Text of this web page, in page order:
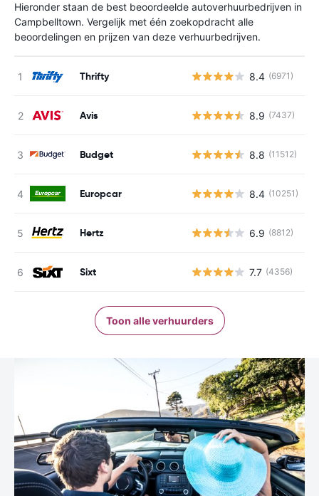
Hieronder staan de best beoordeelde autoverhuurbedrijven in
Campbelltown. Vergelijk met één zoekopdracht alle
beoordelingen en prijzen van deze verhuurbedrijven.
Thrifty 8.4 (6971)
Avis 8.9 (7437)
Budget 8.8 (11512)
Europcar 8.4 (10251)
Hertz 6.9 (8812)
Sixt 7.7 (4356)
Toon alle verhuurders